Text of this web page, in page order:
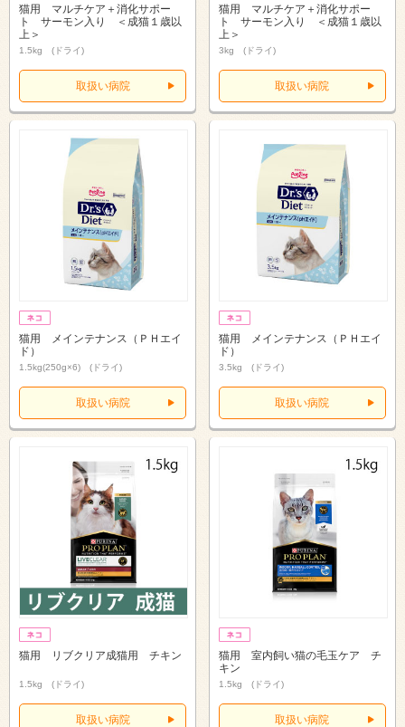
猫用 マルチケア＋消化サポー
ト サーモン入り ＜成猫１歳以
上＞
1.5kg (ドライ)
取扱い病院
猫用 マルチケア＋消化サポー
ト サーモン入り ＜成猫１歳以
上＞
3kg (ドライ)
取扱い病院
猫用 メインテナンス（ＰＨエイ
ド）
1.5kg(250g×6) (ドライ)
取扱い病院
猫用 メインテナンス（ＰＨエイ
ド）
3.5kg (ドライ)
取扱い病院
猫用 リブクリア成猫用 チキン
1.5kg (ドライ)
取扱い病院
猫用 室内飼い猫の毛玉ケア チ
キン
1.5kg (ドライ)
取扱い病院